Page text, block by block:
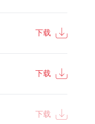
下载
下载
下载